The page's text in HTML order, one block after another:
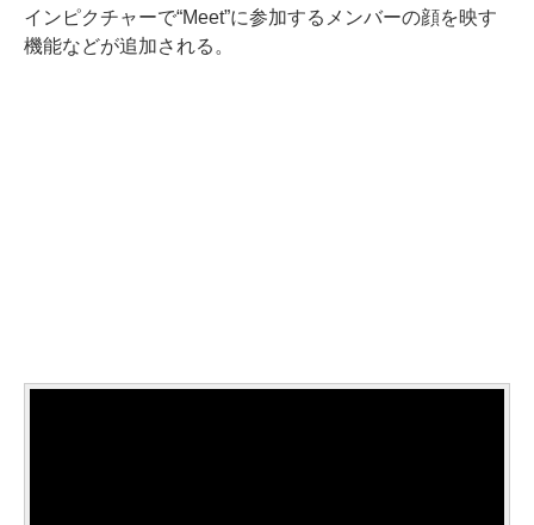
インピクチャーで“Meet”に参加するメンバーの顔を映す
機能などが追加される。